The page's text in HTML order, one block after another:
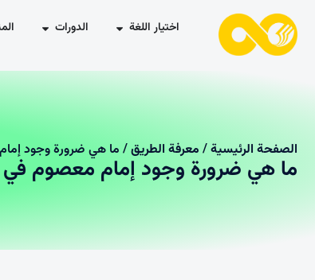
اختيار اللغة الدورات
الصفحة الرئیسیة/ معرفة الطريق/ ما هي ضرورة وجود
ما هي ضرورة وجود إمام معصوم في